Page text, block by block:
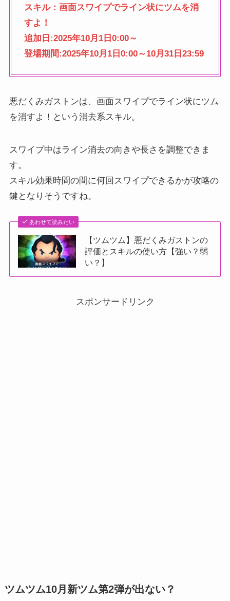
スキル：画面スワイプでライン状にツムを消
すよ！
追加日:2025年10月1日0:00～
登場期間:2025年10月1日0:00～10月31日23:59
悪だくみガストンは、画面スワイプでライン状にツム
を消すよ！という消去系スキル。
スワイプ中はライン消去の向きや長さを調整できま
す。
スキル効果時間の間に何回スワイプできるかが攻略の
鍵となりそうですね。
あわせて読みたい
【ツムツム】悪だくみガストンの
評価とスキルの使い方【強い？弱
い？】
スポンサードリンク
ツムツム10月新ツム第2弾が出ない？